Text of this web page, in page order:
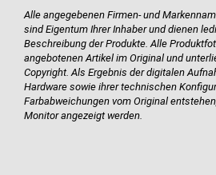
Alle angegebenen Firmen- und
sind Eigentum Ihrer Inhaber und dienen
Beschreibung der Produkte.Alle
angebotenen Artikel im Original und
Copyright. Als Ergebnis der digitalen
Hardware sowie ihrer technischen
Farbabweichungen vom Original
Monitor angezeigt werden.